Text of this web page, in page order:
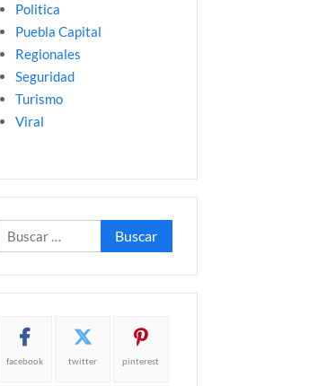
Politica
Puebla Capital
Regionales
Seguridad
Turismo
Viral
Buscar:
facebook twitter pinterest